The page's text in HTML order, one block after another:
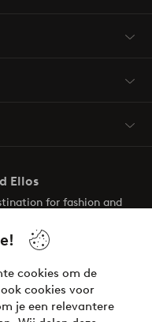
cookies om de
cookies voor
je een relevantere
Ellos
for fashion and
look is here!